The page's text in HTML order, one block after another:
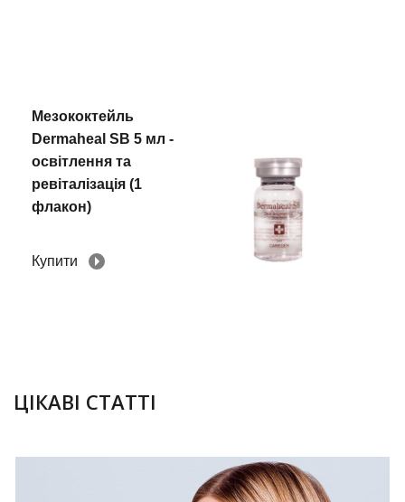
Мезококтейль
Dermaheal SB 5 мл -
освітлення та
ревіталізація (1
флакон)
Купити
ЦІКАВІ СТАТТІ